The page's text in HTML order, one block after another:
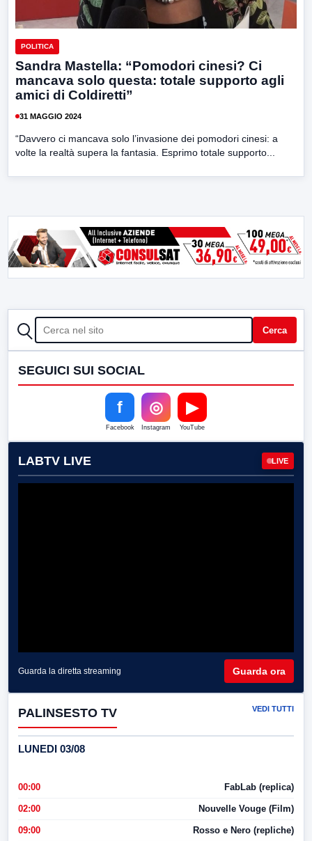
POLITICA
Sandra Mastella: “Pomodori cinesi? Ci
mancava solo questa: totale supporto agli
amici di Coldiretti”
31 MAGGIO 2024
“Davvero ci mancava solo l’invasione dei pomodori cinesi: a
volte la realtà supera la fantasia. Esprimo totale supporto...
CERCA Cerca
SEGUICI SUI SOCIAL
f
Facebook
◎
Instagram
▶
YouTube
LABTV LIVE LIVE
Guarda la diretta streaming Guarda ora
PALINSESTO TV VEDI TUTTI
LUNEDI 03/08
00:00 FabLab (replica)
02:00 Nouvelle Vouge (Film)
09:00 Rosso e Nero (repliche)